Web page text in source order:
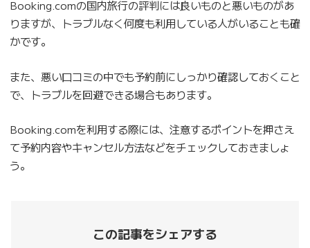
Booking.comの国内旅行の評判には良いものと悪いものがあ
りますが、トラブルなく何度も利用している人がいることも確
かです。
また、悪い口コミの中でも予約前にしっかり確認しておくこと
で、トラブルを回避できる場合もあります。
Booking.comを利用する際には、注意するポイントを押さえ
て予約内容やキャンセル方法などをチェックしておきましょ
う。
この記事をシェアする